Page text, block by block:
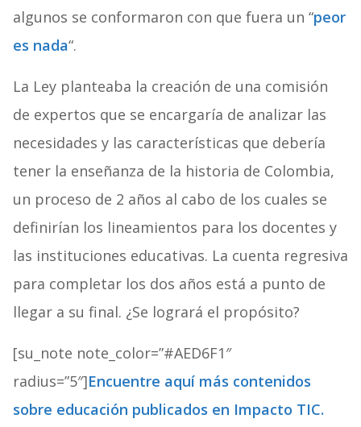
algunos se conformaron con que fuera un “peor
es nada“.
La Ley planteaba la creación de una comisión
de expertos que se encargaría de analizar las
necesidades y las características que debería
tener la enseñanza de la historia de Colombia,
un proceso de 2 años al cabo de los cuales se
definirían los lineamientos para los docentes y
las instituciones educativas. La cuenta regresiva
para completar los dos años está a punto de
llegar a su final. ¿Se logrará el propósito?
[su_note note_color=”#AED6F1″
radius=”5″]Encuentre aquí más contenidos
sobre educación publicados en Impacto TIC.